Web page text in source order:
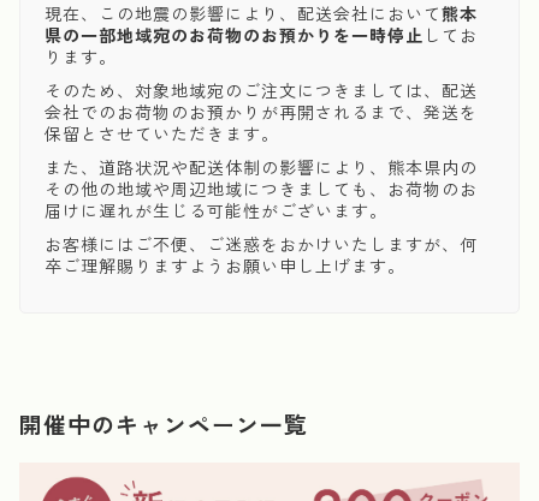
現在、この地震の影響により、配送会社において熊本
県の一部地域宛のお荷物のお預かりを一時停止 してお
ります。
そのため、対象地域宛のご注文につきましては、配送
会社でのお荷物のお預かりが再開されるまで、発送を
保留とさせていただきます。
また、道路状況や配送体制の影響により、熊本県内の
その他の地域や周辺地域につきましても、お荷物のお
届けに遅れが生じる可能性がございます。
お客様にはご不便、ご迷惑をおかけいたしますが、何
卒ご理解賜りますようお願い申し上げます。
開催中のキャンペーン一覧